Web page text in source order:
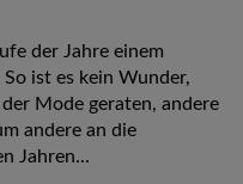
der Jahre einem
ist es kein Wunder,
Mode geraten, andere
andere an die
Jahren...